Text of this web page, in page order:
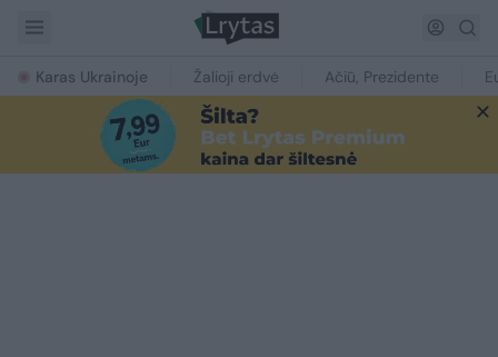
Karas Ukrainoje Žalioji erdvė Ačiū, Prezidente